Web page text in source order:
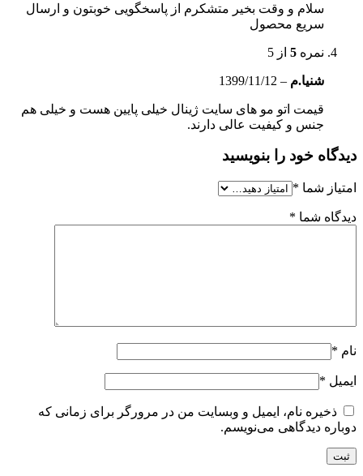
سلام و وقت بخیر متشکرم از پاسخگویی خوبتون و ارسال
سریع محصول
نمره 5 از 5
شنیا.م –
1399/11/12
قیمت اتو مو های سایت ژینال خیلی پایین هست و خیلی هم
جنس و کیفیت عالی دارند.
دیدگاه خود را بنویسید
امتیاز شما *
دیدگاه شما *
نام *
ایمیل *
ذخیره نام، ایمیل و وبسایت من در مرورگر برای زمانی که
دوباره دیدگاهی می‌نویسم.